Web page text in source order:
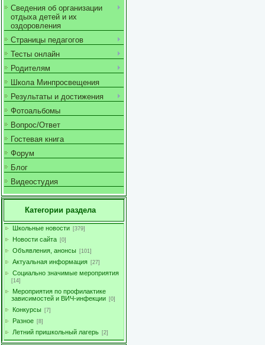
Сведения об организации
отдыха детей и их
оздоровления
Страницы педагогов
Тесты онлайн
Родителям
Школа Минпросвещения
Результаты и достижения
Фотоальбомы
Вопрос/Ответ
Гостевая книга
Форум
Блог
Видеостудия
Категории раздела
Школьные новости [379]
Новости сайта [0]
Объявления, анонсы [101]
Актуальная информация [27]
Социально значимые мероприятия
[14]
Мероприятия по профилактике
зависимостей и ВИЧ-инфекции [0]
Конкурсы [7]
Разное [8]
Летний пришкольный лагерь [2]